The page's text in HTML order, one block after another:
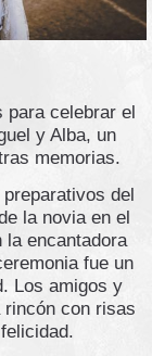
para celebrar el
y Alba, un
memorias.
del
la novia en el
la encantadora
fue un
Los amigos y
con risas